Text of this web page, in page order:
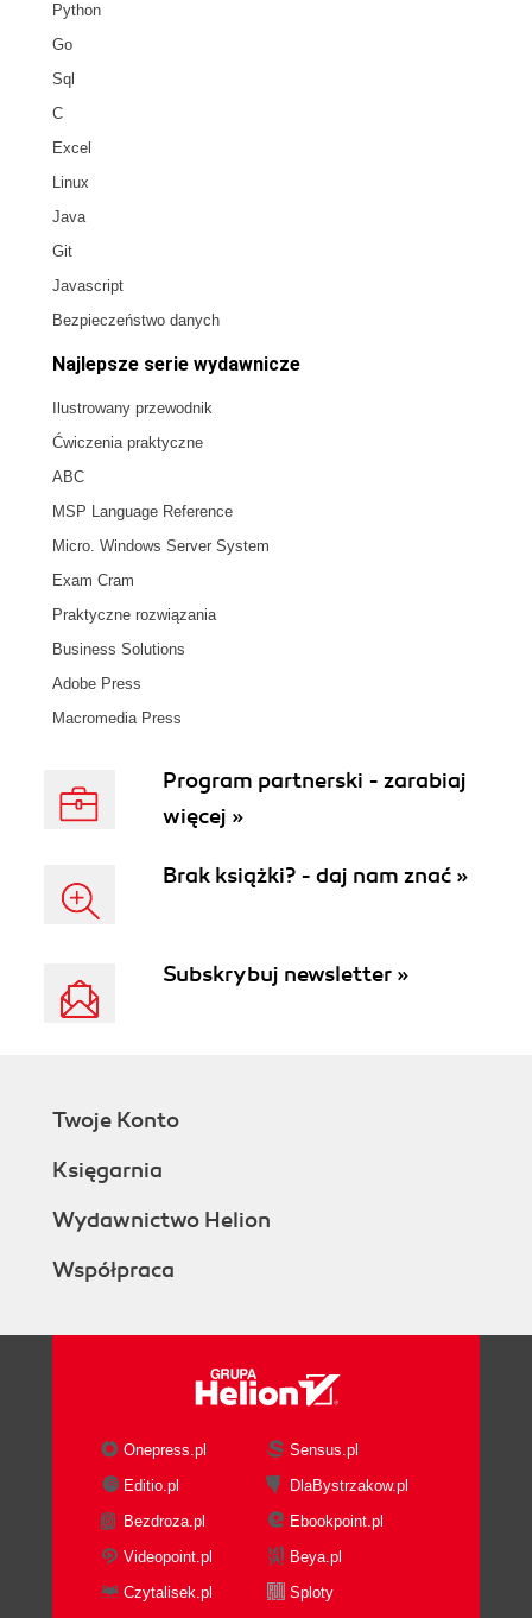
Python
Go
Sql
C
Excel
Linux
Java
Git
Javascript
Bezpieczeństwo danych
Najlepsze serie wydawnicze
Ilustrowany przewodnik
Ćwiczenia praktyczne
ABC
MSP Language Reference
Micro. Windows Server System
Exam Cram
Praktyczne rozwiązania
Business Solutions
Adobe Press
Macromedia Press
Program partnerski - zarabiaj
więcej »
Brak książki? - daj nam znać »
Subskrybuj newsletter »
Twoje Konto
Księgarnia
Wydawnictwo Helion
Współpraca
Onepress.pl
Sensus.pl
Editio.pl
DlaBystrzakow.pl
Bezdroza.pl
Ebookpoint.pl
Videopoint.pl
Beya.pl
Czytalisek.pl
Sploty